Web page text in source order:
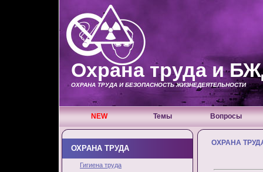
Охрана труда и
ОХРАНА ТРУДА И БЕЗОПАСНОСТЬ ЖИЗНЕДЕЯТЕЛЬНОСТИ
NEW Темы Вопросы
ОХРАНА
ОХРАНА ТРУДА
Гигиена труда